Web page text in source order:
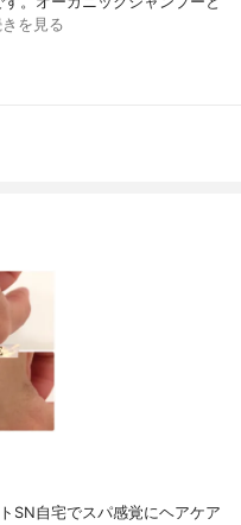
を見る
SN自宅でスパ感覚にヘアケア